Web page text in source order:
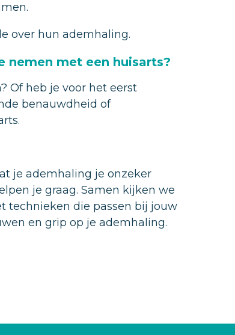
over hun ademhaling.
nemen met een huisarts?
Of heb je voor het eerst
benauwdheid of
je ademhaling je onzeker
je graag. Samen kijken we
technieken die passen bij jouw
en grip op je ademhaling.